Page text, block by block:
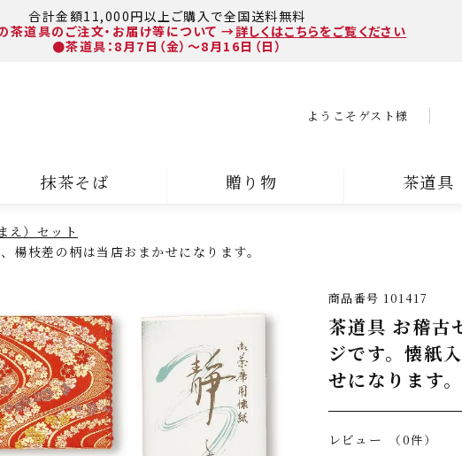
合計金額11,000円以上ご購入で全国送料無料
茶道具のご注文・お届け等について →詳しくはこちらをご覧ください
●茶道具：8月7日（金）～8月16日（日）
ようこそゲスト様
抹茶そば 贈り物 茶道具
え）セット
枝差の柄は当店おまかせになります。
商品番号 101417
茶道具 お稽古
ジです。懐紙
せになります。
レビュー （0件）